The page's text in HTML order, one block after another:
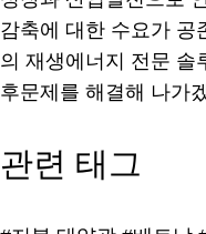
감축에 대한 수요가 공
의 재생에너지 전문 솔
후문제를 해결해 나가
관련 태그